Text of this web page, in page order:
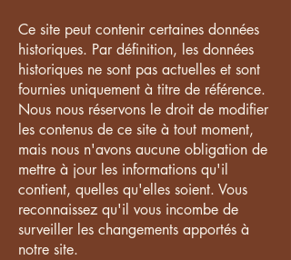
Ce site peut contenir certaines données
historiques. Par définition, les données
historiques ne sont pas actuelles et sont
fournies uniquement à titre de référence.
Nous nous réservons le droit de modifier
les contenus de ce site à tout moment,
mais nous n'avons aucune obligation de
mettre à jour les informations qu'il
contient, quelles qu'elles soient. Vous
reconnaissez qu'il vous incombe de
surveiller les changements apportés à
notre site.